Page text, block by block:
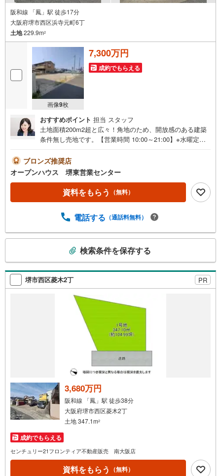
阪和線 「鳳」駅 徒歩17分
大阪府堺市西区浜寺元町6丁
土地229.9m2
画像9枚
7,300万円
成約でもらえる
おすすめポイント 担当 スタッフ
土地面積200m2超と広々！角地のため、開放感のある建築
条件無し売地です。【営業時間 10:00～21:00】※水曜定休
気軽にご連絡ください！現地を見学される場合は「室内・
現地を見学する（無料）」ボタンよりご希望の日時をご記
入いただけますとスムーズにご案内が可能です。◎現地の
ご案内について・平日や夜遅い時間帯もご案内が可能 ※定
休日を除く・経験豊富なスタッフが物件詳細を丁寧にご説
まで送迎します。・チャイルドシートのご用意ございま
ーン・資金のご相談、まずは家探しについて話を聞きたい
という方も大歓迎です！年間8000棟以上の限定物件を発表
しているオープンハウスだから出会える物件が多数ござい
当社のみ、もしくは当社を含めた数社でのみご紹介可能な
オープンハウス・ディベロップメントの物件
ブロンズ推奨店
オープンハウス 堺東営業センター
資料をもらう （無料）
電話する （通話料無料）
検
索
条
る
・
条
件
マ
イ
ペ
検索条件を保存する
堺市西区菱木2丁 PR
3,680万円
阪和線 「鳳」駅 徒歩38分
大阪府堺市西区菱木2丁
土地 347.1m2
成約でもらえる
センチュリー21フロンティア不動産販売 南大阪店
資料をもらう （無料）